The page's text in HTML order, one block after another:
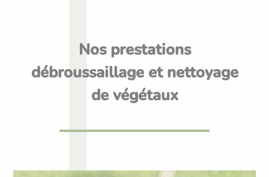
Nos prestations
débroussaillage et nettoyage
de végétaux